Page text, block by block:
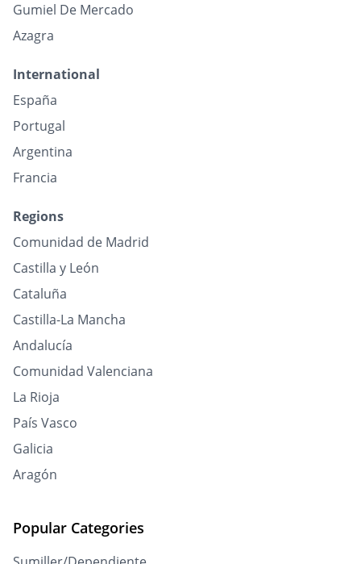
Gumiel De Mercado
Azagra
International
España
Portugal
Argentina
Francia
Regions
Comunidad de Madrid
Castilla y León
Cataluña
Castilla-La Mancha
Andalucía
Comunidad Valenciana
La Rioja
País Vasco
Galicia
Aragón
Popular Categories